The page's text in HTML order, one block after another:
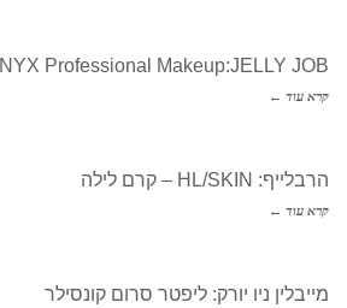
NYX Professional Makeup:JELLY JOB
קרא עוד ←
הרבלייף: HL/SKIN – קרם לילה
קרא עוד ←
מייבלין ניו יורק: ליפטר סרום קונסילר